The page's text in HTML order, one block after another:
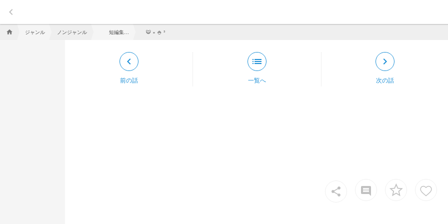
keyboard_arrow_left
home ジャンル ノンジャンル 🐯 × 🍚 ³
keyboard_arrow_left
前の話
list
一覧へ
keyboard_arrow_right
次の話
share insert_comment